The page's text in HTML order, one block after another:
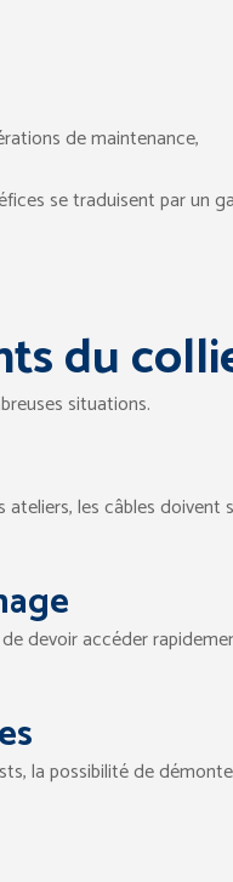
de maintenance,
se traduisent par
du
situations.
ateliers, les câbles
devoir accéder
la possibilité de